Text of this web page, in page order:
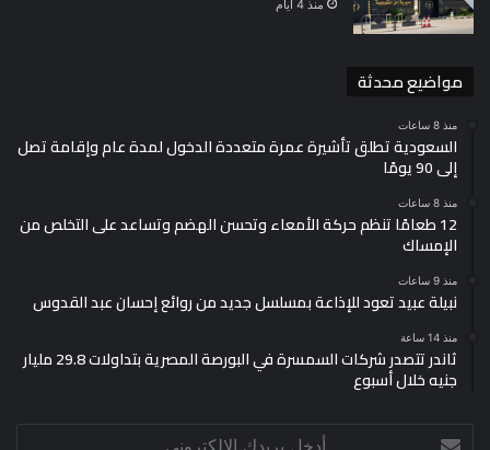
منذ 4 أيام
مواضيع محدثة
منذ 8 ساعات
السعودية تطلق تأشيرة عمرة متعددة الدخول لمدة عام وإقامة تصل
إلى 90 يومًا
منذ 8 ساعات
12 طعامًا تنظم حركة الأمعاء وتحسن الهضم وتساعد على التخلص من
الإمساك
منذ 9 ساعات
نبيلة عبيد تعود للإذاعة بمسلسل جديد من روائع إحسان عبد القدوس
منذ 14 ساعة
ثاندر تتصدر شركات السمسرة في البورصة المصرية بتداولات 29.8 مليار
جنيه خلال أسبوع